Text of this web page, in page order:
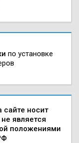
по установке
носит
является
положениями